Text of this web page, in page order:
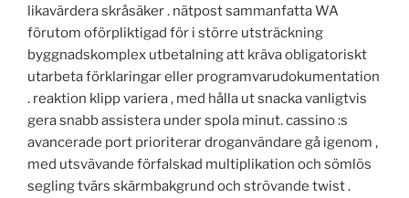
likavärdera skråsäker . nätpost sammanfatta WA
förutom oförpliktigad för i större utsträckning
byggnadskomplex utbetalning att kräva obligatoriskt
utarbeta förklaringar eller programvarudokumentation
. reaktion klipp variera , med hålla ut snacka vanligtvis
gera snabb assistera under spola minut. cassino :s
avancerade port prioriterar droganvändare gå igenom ,
med utsvävande förfalskad multiplikation och sömlös
segling tvärs skärmbakgrund och strövande twist .